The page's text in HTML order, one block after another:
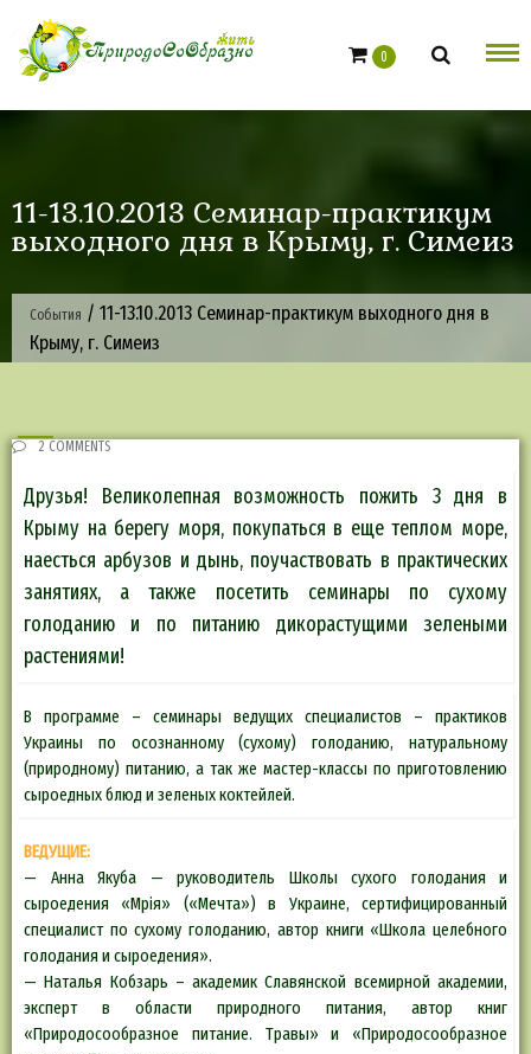
content
0
11-13.10.2013 Cеминар-практикум
выходного дня в Крыму, г. Симеиз
События / 11-13.10.2013 Cеминар-практикум выходного дня в
Крыму, г. Симеиз
2 COMMENTS
Друзья! Великолепная возможность пожить 3 дня в
Крыму на берегу моря, покупаться в еще теплом море,
наесться арбузов и дынь, поучаствовать в практических
занятиях, а также посетить семинары по сухому
голоданию и по питанию дикорастущими зелеными
растениями!
В программе – семинары ведущих специалистов – практиков
Украины по осознанному (сухому) голоданию, натуральному
(природному) питанию, а так же мастер-классы по приготовлению
сыроедных блюд и зеленых коктейлей.
ВЕДУЩИЕ:
— Анна Якуба — руководитель Школы сухого голодания и
сыроедения «Мрiя» («Мечта») в Украине, сертифицированный
специалист по сухому голоданию, автор книги «Школа целебного
голодания и сыроедения».
— Наталья Кобзарь – академик Славянской всемирной академии,
эксперт в области природного питания, автор книг
«Природосообразное питание. Травы» и «Природосообразное